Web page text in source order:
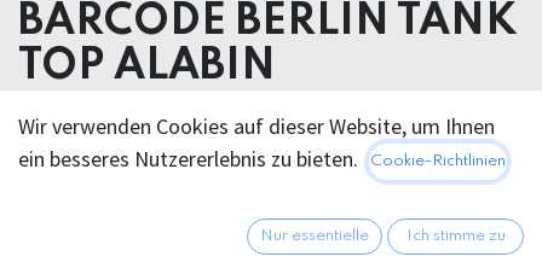
BARCODE BERLIN TANK
TOP ALABIN
51% Polyester 48% Cotton 1% Elastane
Dieses Produkt ist nicht länger verfügbar.
Wir verwenden Cookies auf dieser Website, um Ihnen
ein besseres Nutzererlebnis zu bieten.
Cookie-Richtlinien
Nur essentielle Ich stimme zu